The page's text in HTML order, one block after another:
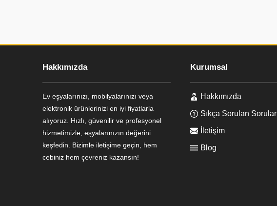
Hakkımızda
Ev eşyalarınızı, mobilyalarınızı veya
elektronik ürünlerinizi en iyi fiyatlarla
alıyoruz. Hızlı, güvenilir ve profesyonel
hizmetimizle, eşyalarınızın değerini
keşfedin. Bizimle iletişime geçin, hem
cebiniz hem çevreniz kazansın!
Kurumsal
Hakkımızda
Sıkça Sorulan Sorular
İletişim
Blog
Ayşe Yılmaz